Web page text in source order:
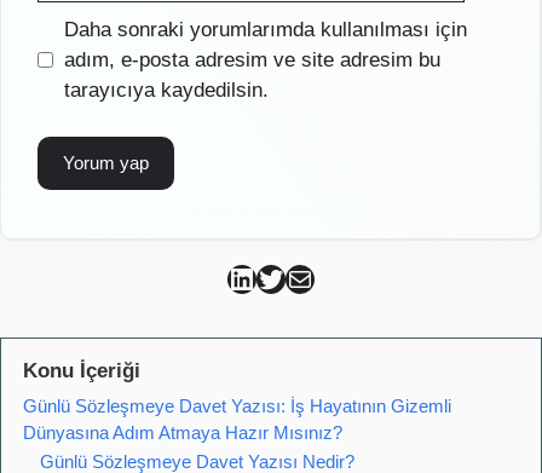
İnternet
sitesi
Daha sonraki yorumlarımda kullanılması için
adım, e-posta adresim ve site adresim bu
tarayıcıya kaydedilsin.
Can Kütahya Linkedin
Can Kütahya Twitter
Can Kütahya Mail
Konu İçeriği
Günlü Sözleşmeye Davet Yazısı: İş Hayatının Gizemli
Dünyasına Adım Atmaya Hazır Mısınız?
Günlü Sözleşmeye Davet Yazısı Nedir?